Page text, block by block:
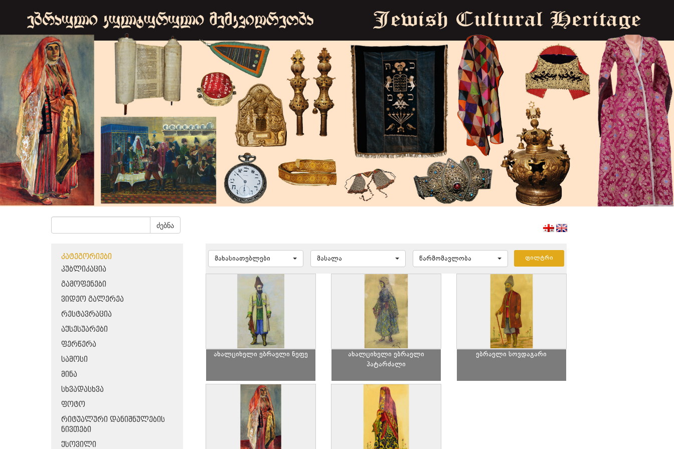
ძებნა
ᲙᲐᲢᲔᲒᲝᲠᲘᲔᲑᲘ
ᲞᲣᲑᲚᲘᲙᲐᲪᲘᲐ
ᲒᲐᲛᲝᲤᲔᲜᲔᲑᲘ
ᲕᲘᲓᲔᲝ ᲒᲐᲚᲔᲠᲔᲐ
ᲠᲔᲡᲢᲐᲕᲠᲐᲪᲘᲐ
ᲐᲥᲡᲔᲡᲣᲐᲠᲔᲑᲘ
ᲤᲔᲠᲬᲔᲠᲐ
ᲡᲐᲛᲝᲡᲘ
ᲛᲘᲜᲐ
ᲡᲮᲕᲐᲓᲐᲡᲮᲕᲐ
ᲤᲝᲢᲝ
ᲠᲘᲢᲣᲐᲚᲣᲠᲘ ᲓᲐᲜᲘᲨᲜᲣᲚᲔᲑᲘᲡ
ᲜᲘᲕᲗᲔᲑᲘ
ᲥᲡᲝᲕᲘᲚᲘ
მახასიათებლები მასალა წარმომავლობა
ახალციხელი ებრაელი ნეფე
ახალციხელი ებრაელი
პატარძალი
ებრაელი სოვდაგარი